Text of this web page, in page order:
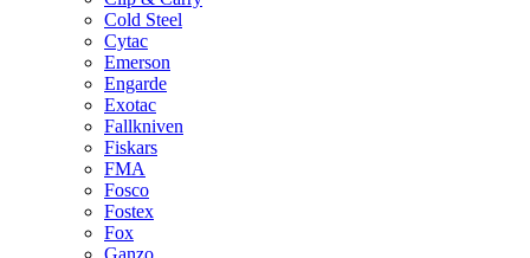
Cold Steel
Cytac
Emerson
Engarde
Exotac
Fallkniven
Fiskars
FMA
Fosco
Fostex
Fox
Ganzo